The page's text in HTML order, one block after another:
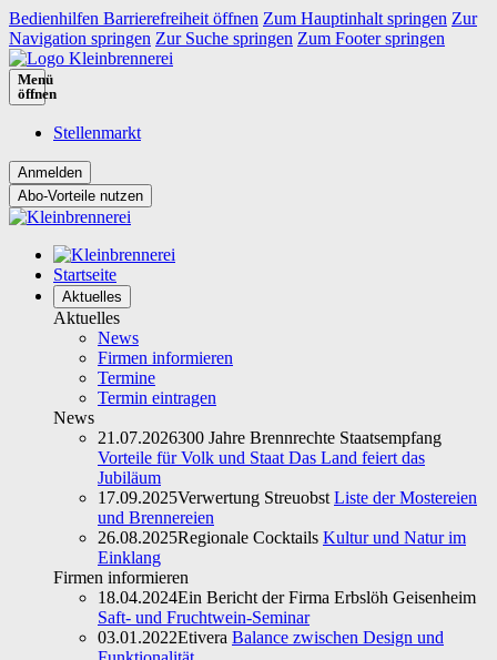
Bedienhilfen Barrierefreiheit öffnen Zum Hauptinhalt springen Zur
Navigation springen Zur Suche springen Zum Footer springen
Menü
öffnen
Stellenmarkt
Abo-Vorteile nutzen
Startseite
Aktuelles
Aktuelles
News
Firmen informieren
Termine
Termin eintragen
News
21.07.2026300 Jahre Brennrechte Staatsempfang
Vorteile für Volk und Staat Das Land feiert das
Jubiläum
17.09.2025Verwertung Streuobst Liste der Mostereien
und Brennereien
26.08.2025Regionale Cocktails Kultur und Natur im
Einklang
Firmen informieren
18.04.2024Ein Bericht der Firma Erbslöh Geisenheim
Saft- und Fruchtwein-Seminar
03.01.2022Etivera Balance zwischen Design und